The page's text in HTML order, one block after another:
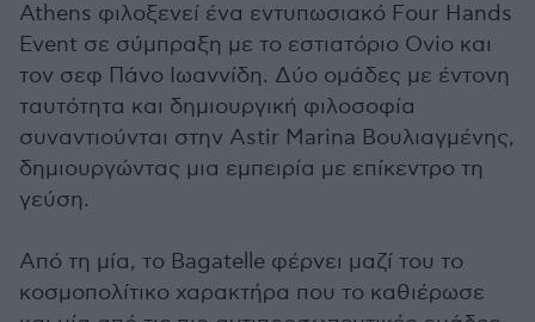
Athens φιλοξενεί ένα εντυπωσιακό Four Hands
Event σε σύμπραξη με το εστιατόριο Ovio και
τον σεφ Πάνο Ιωαννίδη. Δύο ομάδες με έντονη
ταυτότητα και δημιουργική φιλοσοφία
συναντιούνται στην Astir Marina Βουλιαγμένης,
δημιουργώντας μια εμπειρία με επίκεντρο τη
γεύση.
Από τη μία, το Bagatelle φέρνει μαζί του το
κοσμοπολίτικο χαρακτήρα που το καθιέρωσε